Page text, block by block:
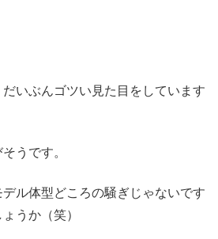
いぶんゴツい見た目をしています
うです。
ル体型どころの騒ぎじゃないです
うか（笑）